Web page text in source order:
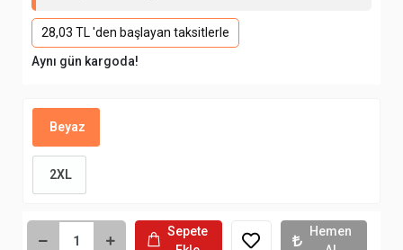
28,03 TL 'den başlayan taksitlerle
Aynı gün kargoda!
Beyaz
2XL
Sepete
Hemen